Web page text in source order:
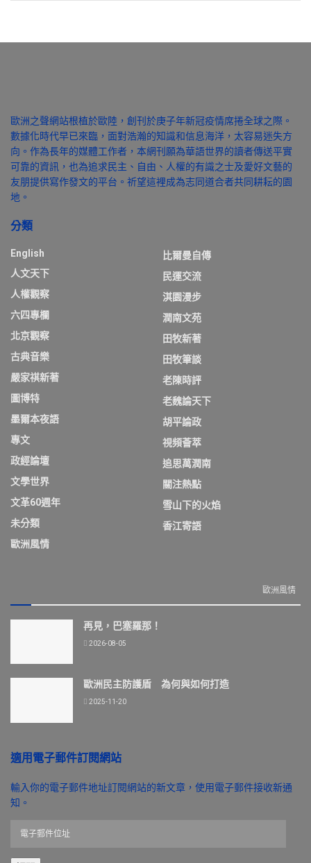
歐洲之聲網站根植於歐陸，創刊於庚子年新冠疫情席捲全球之際。
數據化時代早已來臨，面對浩瀚的知識和信息海洋，太容易迷失方
向。作為長年的媒體工作者，本網刊願為華語世界的讀者傳送平實
可靠的資訊，也為追求民主、自由、人權的有識之士及愛好文藝的
友朋提供寫作發文的平台。祈望這裡成為志同道合者共同耕耘的園
地。
分類
English
人文天下
人權觀察
六四專欄
北京觀察
古典音樂
嚴家祺新著
圖博特
墨爾本夜語
專文
政經論壇
文學世界
文革60週年
未分類
歐洲風情
比爾曼自傳
民運交流
淇園漫步
潤南文苑
田牧新著
田牧筆談
老陳時評
老魏論天下
胡平論政
視頻薈萃
追思萬潤南
關注熱點
雪山下的火焰
香江寄語
歐洲風情
再見，巴塞羅那！
2026-08-05
歐洲民主防護盾 為何與如何打造
2025-11-20
適用電子郵件訂閱網站
輸入你的電子郵件地址訂閱網站的新文章，使用電子郵件接收新通
知。
郵